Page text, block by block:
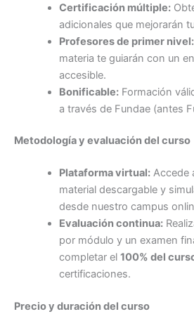
Certificación múltiple:
adicionales que mejorarán
Profesores de primer nivel:
materia te guiarán con un
accesible.
Bonificable:Formación
a través de Fundae (antes
Metodología y evaluación del curso
Plataforma virtual:Accede
material descargable y
desde nuestro campus
Evaluación continua:
por módulo y un examen
completar el 100% del
certificaciones.
Precio y duración del curso